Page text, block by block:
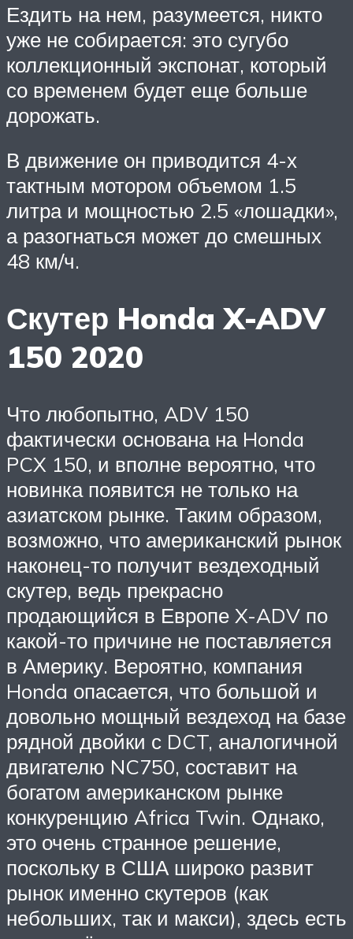
Ездить на нем, разумеется, никто
уже не собирается: это сугубо
коллекционный экспонат, который
со временем будет еще больше
дорожать.
В движение он приводится 4-х
тактным мотором объемом 1.5
литра и мощностью 2.5 «лошадки»,
а разогнаться может до смешных
48 км/ч.
Скутер Honda X-ADV
150 2020
Что любопытно, ADV 150
фактически основана на Honda
PCX 150, и вполне вероятно, что
новинка появится не только на
азиатском рынке. Таким образом,
возможно, что американский рынок
наконец-то получит вездеходный
скутер, ведь прекрасно
продающийся в Европе X-ADV по
какой-то причине не поставляется
в Америку. Вероятно, компания
Honda опасается, что большой и
довольно мощный вездеход на базе
рядной двойки с DCT, аналогичной
двигателю NC750, составит на
богатом американском рынке
конкуренцию Africa Twin. Однако,
это очень странное решение,
поскольку в США широко развит
рынок именно скутеров (как
небольших, так и макси), здесь есть